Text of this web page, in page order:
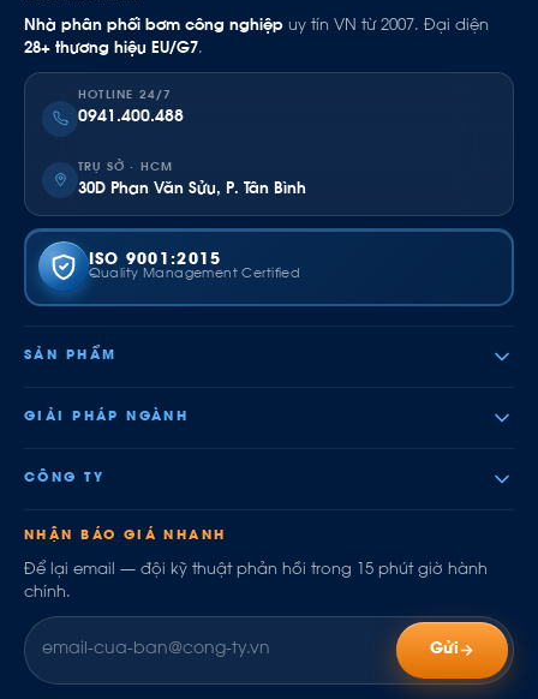
Nhà phân phối bơm công nghiệp uy tín VN từ 2007. Đại diện
28+ thương hiệu EU/G7.
HOTLINE 24/7
0941.400.488
TRỤ SỞ · HCM
30D Phan Văn Sửu, P. Tân Bình
ISO 9001:2015
Quality Management Certified
SẢN PHẨM
GIẢI PHÁP NGÀNH
CÔNG TY
NHẬN BÁO GIÁ NHANH
Để lại email — đội kỹ thuật phản hồi trong 15 phút giờ hành
chính.
Gửi